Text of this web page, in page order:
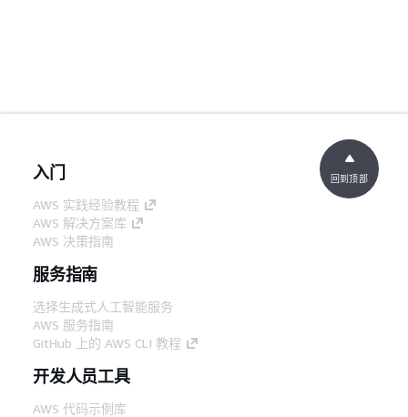
入门
AWS 实践经验教程
AWS 解决方案库
AWS 决策指南
服务指南
选择生成式人工智能服务
AWS 服务指南
GitHub 上的 AWS CLI 教程
开发人员工具
AWS 代码示例库
回到顶部